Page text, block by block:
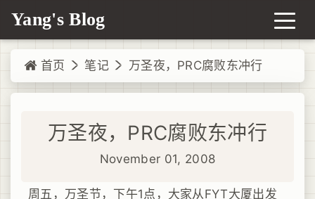
Yang's Blog
首页 笔记 万圣夜，PRC腐败东冲行
万圣夜，PRC腐败东冲行
November 01, 2008
周五，万圣节，下午1点，大家从FYT大厦出发